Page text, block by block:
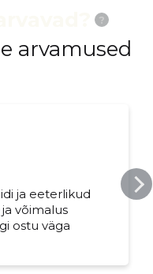
?
arvamused
ja eeterlikud
võimalus
ostu väga